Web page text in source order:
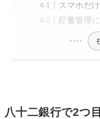
スマホだ
貯蓄管理
八十二銀行で2つ